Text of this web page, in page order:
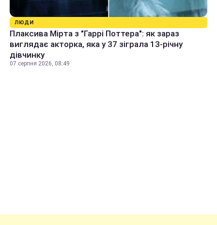
ЛЮДИ
Плаксива Мірта з "Гаррі Поттера": як зараз
виглядає акторка, яка у 37 зіграла 13-річну
дівчинку
07 серпня 2026, 08:49